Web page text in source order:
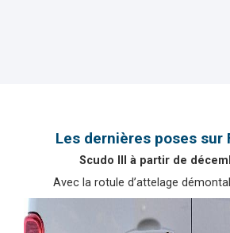
Les dernières poses sur
Scudo III à partir de
Avec la rotule d’attelage